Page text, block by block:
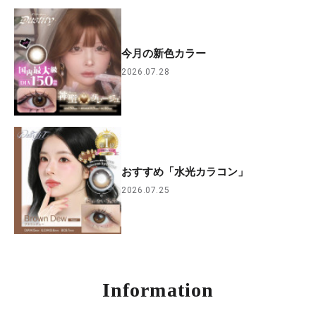
今月の新色カラー
2026.07.28
おすすめ「水光カラコン」
2026.07.25
Information